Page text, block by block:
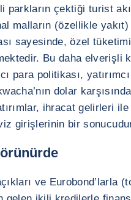
çektiği turist
malların (özellikle yakıt)
sayesinde, özel
Bu daha elverişli
para politikası, yatırımcı
dolar
ihracat gelirleri
girişlerinin bir
ve Eurobond’larla